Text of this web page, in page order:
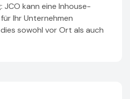
JCO kann eine Inhouse-
Ihr Unternehmen
sowohl vor Ort als auch